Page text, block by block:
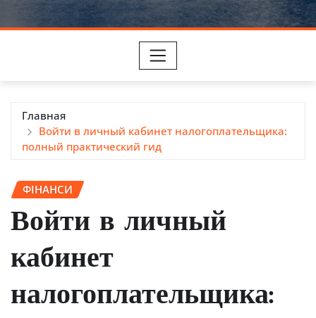
Главная
Войти в личный кабинет налогоплательщика:
полный практический гид
ФІНАНСИ
Войти в личный
кабинет
налогоплательщика: